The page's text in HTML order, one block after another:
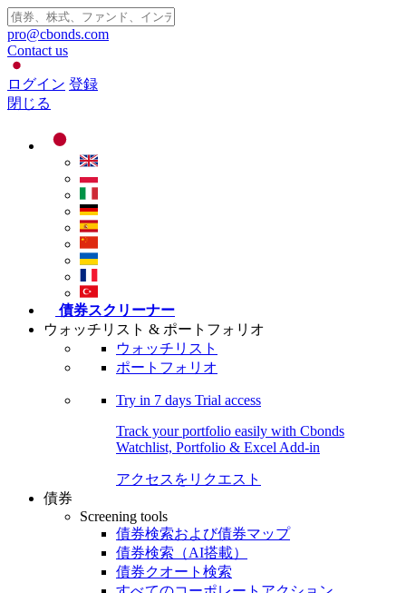
pro@cbonds.com
Contact us
ログイン 登録
閉じる
債券スクリーナー
ウォッチリスト & ポートフォリオ
ウォッチリスト
ポートフォリオ
Try in 7 days Trial access
Track your portfolio easily with Cbonds
Watchlist, Portfolio & Excel Add-in
アクセスをリクエスト
債券
Screening tools
債券検索および債券マップ
債券検索（AI搭載）
債券クオート検索